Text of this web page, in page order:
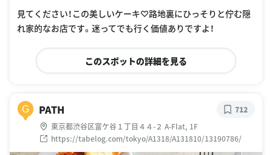
見てください！この美しいケーキ♡路地裏にひっそりと佇む隠
れ家的なお店です。迷ってでも行く価値ありですよ！
このスポットの詳細を見る
G PATH
東京都渋谷区富ケ谷１丁目４４-２ A-Flat, 1F
https://tabelog.com/tokyo/A1318/A131810/13190786/
712